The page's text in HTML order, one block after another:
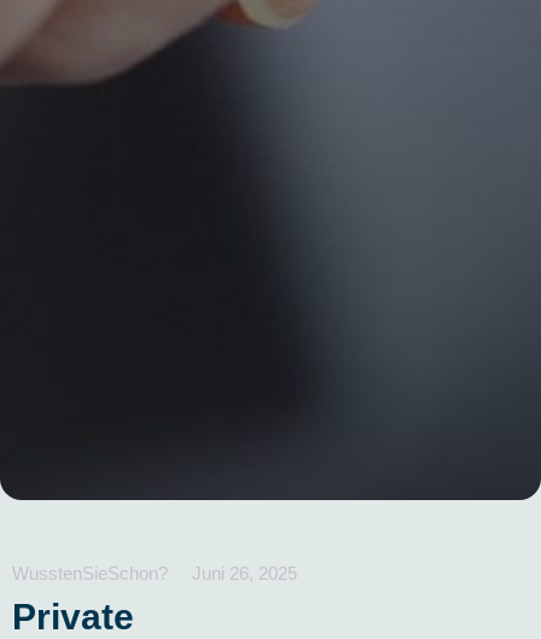
WusstenSieSchon? Juni 26, 2025
Private